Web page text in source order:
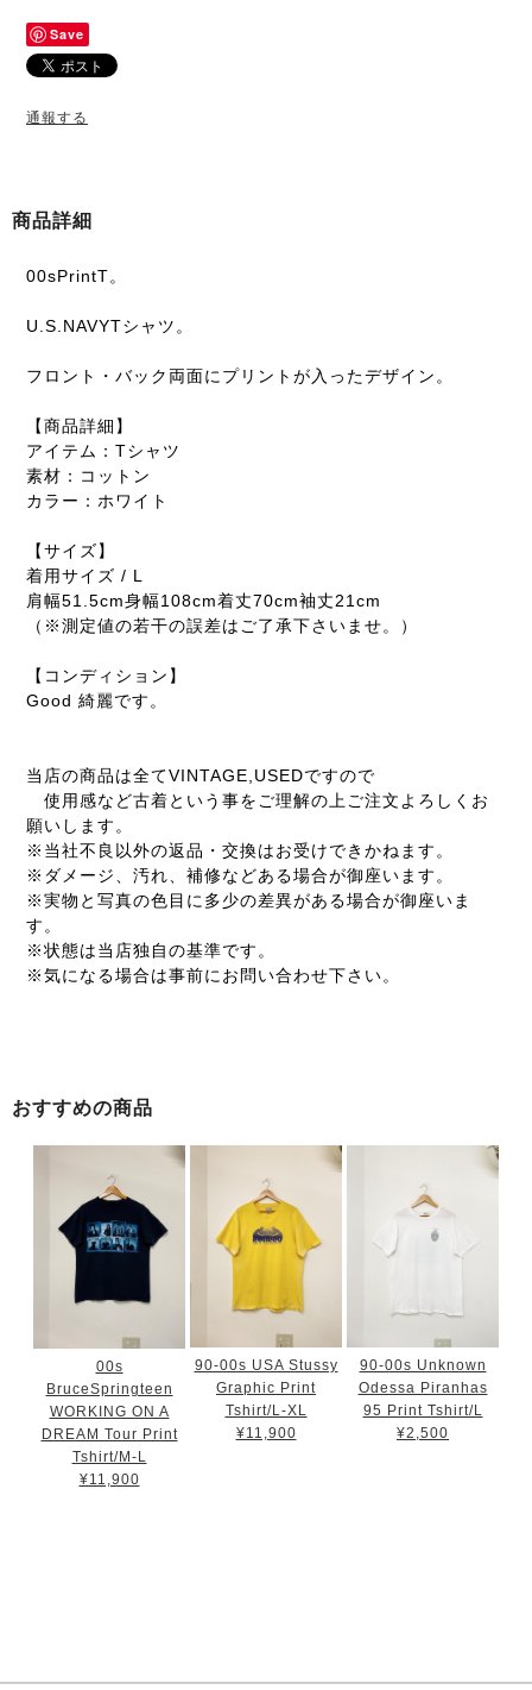
Save
通報する
商品詳細
00sPrintT。
U.S.NAVYTシャツ。
フロント・バック両面にプリントが入ったデザイン。
【商品詳細】
アイテム：Tシャツ
素材：コットン
カラー：ホワイト
【サイズ】
着用サイズ / L
肩幅51.5cm身幅108cm着丈70cm袖丈21cm
（※測定値の若干の誤差はご了承下さいませ。）
【コンディション】
Good 綺麗です。
当店の商品は全てVINTAGE,USEDですので
使用感など古着という事をご理解の上ご注文よろしくお
願いします。
※当社不良以外の返品・交換はお受けできかねます。
※ダメージ、汚れ、補修などある場合が御座います。
※実物と写真の色目に多少の差異がある場合が御座いま
す。
※状態は当店独自の基準です。
※気になる場合は事前にお問い合わせ下さい。
おすすめの商品
00s
BruceSpringteen
WORKING ON A
DREAM Tour Print
Tshirt/M-L
¥11,900
90-00s USA Stussy
Graphic Print
Tshirt/L-XL
¥11,900
90-00s Unknown
Odessa Piranhas
95 Print Tshirt/L
¥2,500